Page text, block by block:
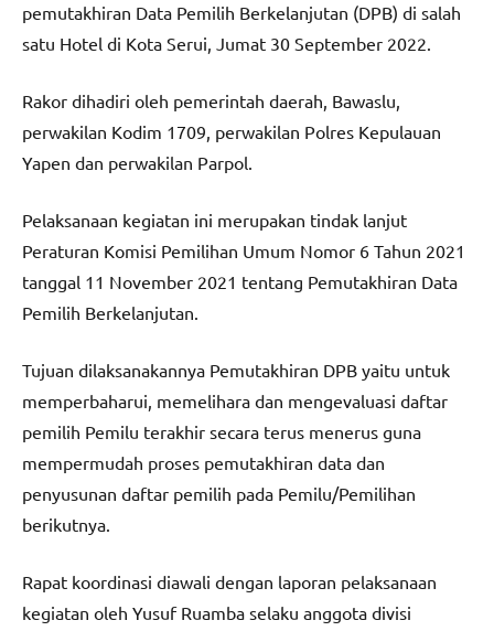
pemutakhiran Data Pemilih Berkelanjutan (DPB) di salah
satu Hotel di Kota Serui, Jumat 30 September 2022.
Rakor dihadiri oleh pemerintah daerah, Bawaslu,
perwakilan Kodim 1709, perwakilan Polres Kepulauan
Yapen dan perwakilan Parpol.
Pelaksanaan kegiatan ini merupakan tindak lanjut
Peraturan Komisi Pemilihan Umum Nomor 6 Tahun 2021
tanggal 11 November 2021 tentang Pemutakhiran Data
Pemilih Berkelanjutan.
Tujuan dilaksanakannya Pemutakhiran DPB yaitu untuk
memperbaharui, memelihara dan mengevaluasi daftar
pemilih Pemilu terakhir secara terus menerus guna
mempermudah proses pemutakhiran data dan
penyusunan daftar pemilih pada Pemilu/Pemilihan
berikutnya.
Rapat koordinasi diawali dengan laporan pelaksanaan
kegiatan oleh Yusuf Ruamba selaku anggota divisi